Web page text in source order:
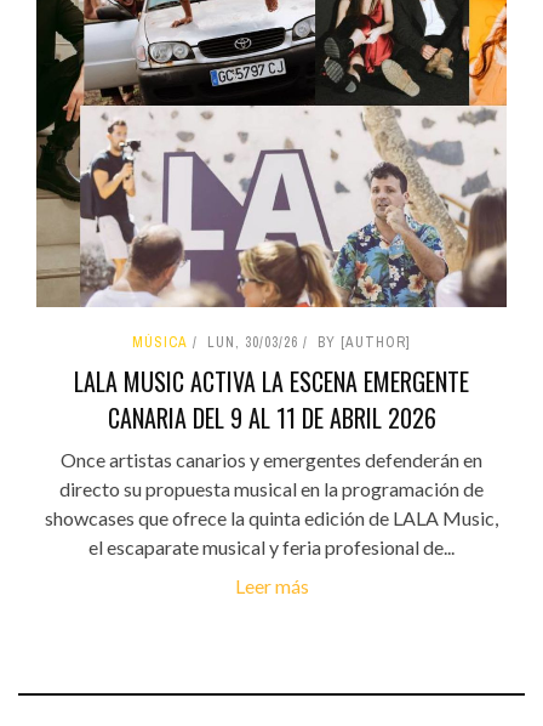
MÚSICA LUN, 30/03/26 BY [AUTHOR]
LALA MUSIC ACTIVA LA ESCENA EMERGENTE
CANARIA DEL 9 AL 11 DE ABRIL 2026
Once artistas canarios y emergentes defenderán en
directo su propuesta musical en la programación de
showcases que ofrece la quinta edición de LALA Music,
el escaparate musical y feria profesional de...
Leer más